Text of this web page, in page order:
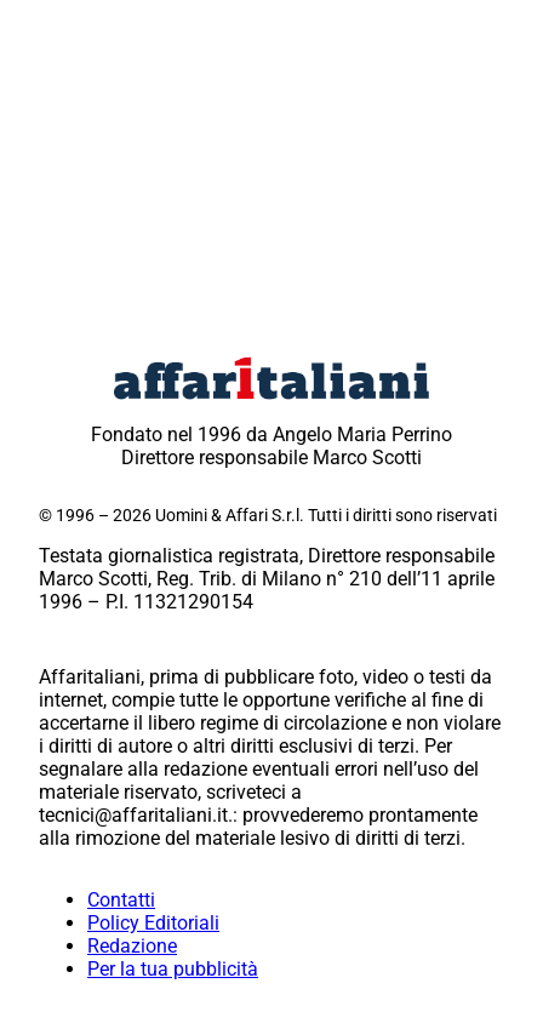
Fondato nel 1996 da Angelo Maria Perrino
Direttore responsabile Marco Scotti
© 1996 – 2026 Uomini & Affari S.r.l. Tutti i diritti sono riservati
Testata giornalistica registrata, Direttore responsabile
Marco Scotti, Reg. Trib. di Milano n° 210 dell’11 aprile
1996 – P.I. 11321290154
Affaritaliani, prima di pubblicare foto, video o testi da
internet, compie tutte le opportune verifiche al fine di
accertarne il libero regime di circolazione e non violare
i diritti di autore o altri diritti esclusivi di terzi. Per
segnalare alla redazione eventuali errori nell’uso del
materiale riservato, scriveteci a
tecnici@affaritaliani.it.: provvederemo prontamente
alla rimozione del materiale lesivo di diritti di terzi.
Contatti
Policy Editoriali
Redazione
Per la tua pubblicità